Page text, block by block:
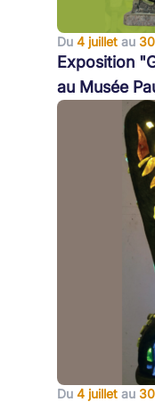
Du 4 juillet au
Exposition
au Musée
Du 4 juillet au